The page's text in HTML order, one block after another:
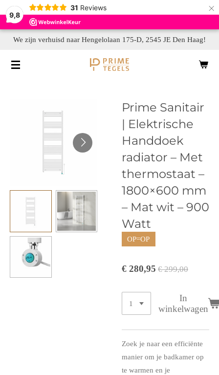
9,8
31 Reviews ×
We zijn verhuisd naar Hengelolaan 175-D, 2545 JE Den Haag!
Prime Sanitair
| Elektrische
Handdoek
radiator – Met
thermostaat –
1800×600 mm
– Mat wit – 900
Watt
OP=OP
€ 280,95 € 299,00
In
winkelwagen
Zoek je naar een efficiënte
manier om je badkamer op
te warmen en je